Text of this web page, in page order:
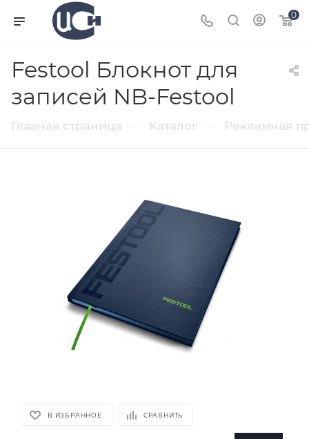
0
Festool Блокнот для
записей NB-Festool
Главная страница Каталог Рекламная
В ИЗБРАННОЕ СРАВНИТЬ